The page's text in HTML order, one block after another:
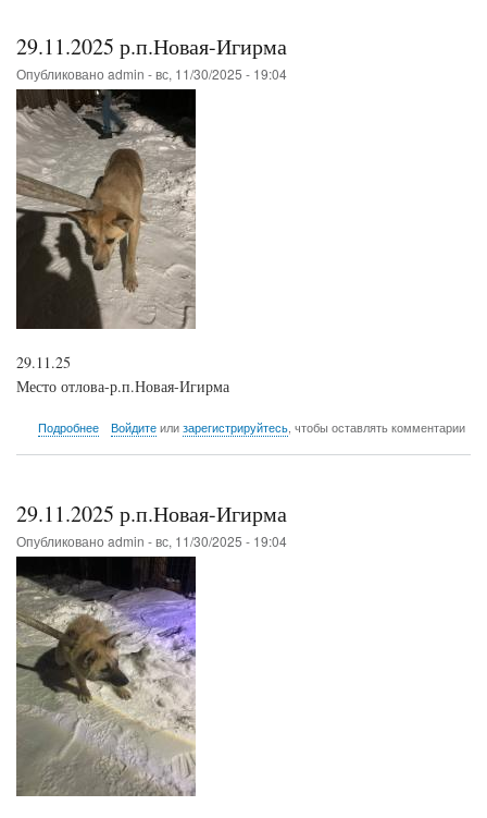
29.11.2025 р.п.Новая-Игирма
Опубликовано admin -вс, 11/30/2025 - 19:04
29.11.25
Место отлова-р.п.Новая-Игирма
Подробнеео
Войдитеили зарегистрируйтесь, чтобы оставлять комментарии
29.11.2025 р.п.Новая-Игирма
Опубликовано admin -вс, 11/30/2025 - 19:04